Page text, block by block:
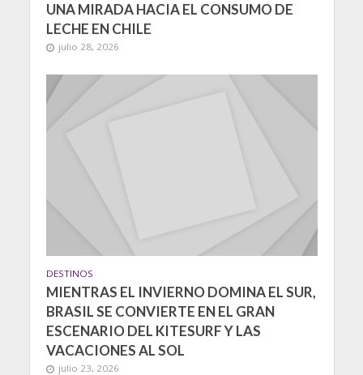
UNA MIRADA HACIA EL CONSUMO DE
LECHE EN CHILE
julio 28, 2026
DESTINOS
MIENTRAS EL INVIERNO DOMINA EL SUR,
BRASIL SE CONVIERTE EN EL GRAN
ESCENARIO DEL KITESURF Y LAS
VACACIONES AL SOL
julio 23, 2026